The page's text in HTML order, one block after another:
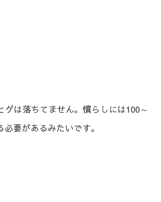
ゲは落ちてません。慣らしには100～
必要があるみたいです。